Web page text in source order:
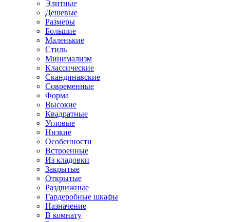
Элитные
Дешевые
Размеры
Большие
Маленькие
Стиль
Минимализм
Классические
Скандинавские
Современные
Форма
Высокие
Квадратные
Угловые
Низкие
Особенности
Встроенные
Из кладовки
Закрытые
Открытые
Раздвижные
Гардеробные шкафы
Назначение
В комнату